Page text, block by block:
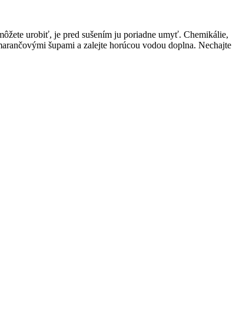
urobiť, je pred sušením ju poriadne umyť. Chemikálie,
šupami a zalejte horúcou vodou doplna. Nechajte